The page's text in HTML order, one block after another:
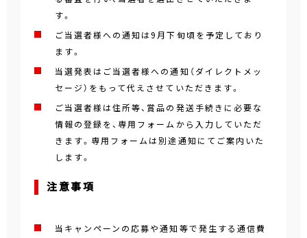
す。
ご当選者様への通知は9月下旬頃を予定しており
ます。
当選発表はご当選者様への通知（ダイレクトメッ
セージ）をもって代えさせていただきます。
ご当選者様は住所等、賞品の発送手続きに必要な
情報の登録を、専用フォームから入力していただ
きます。専用フォームは別途通知にてご案内いた
します。
注意事項
当キャンペーンの応募や通知等で発生する通信費